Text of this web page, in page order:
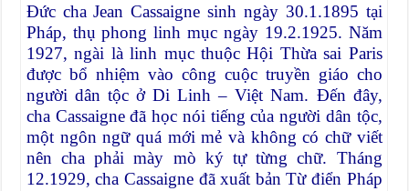
Ðức cha Jean Cassaigne sinh ngày 30.1.1895 tại
Pháp, thụ phong linh mục ngày 19.2.1925. Năm
1927, ngài là linh mục thuộc Hội Thừa sai Paris
được bổ nhiệm vào công cuộc truyền giáo cho
người dân tộc ở Di Linh – Việt Nam. Ðến đây,
cha Cassaigne đã học nói tiếng của người dân tộc,
một ngôn ngữ quá mới mẻ và không có chữ viết
nên cha phải mày mò ký tự từng chữ. Tháng
12.1929, cha Cassaigne đã xuất bản Từ điển Pháp